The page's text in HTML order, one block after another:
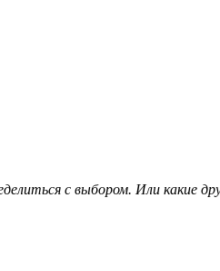
с выбором. Или какие